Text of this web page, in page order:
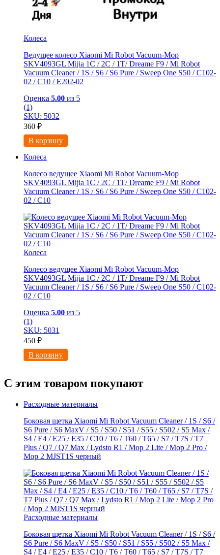
Колеса
Ведущее колесо Xiaomi Mi Robot Vacuum-Mop
SKV4093GL Mijia 1C / 2C / 1T/ Dreame F9 / Mi Robot
Vacuum Cleaner / 1S / S6 / S6 Pure / Sweep One S50 / C102-
02 / С10 / E202-02
Оценка 5.00 из 5
(1)
SKU: 5032
360 ₽
В корзину
Колеса
Колесо ведущее Xiaomi Mi Robot Vacuum-Mop
SKV4093GL Mijia 1C / 2C / 1T/ Dreame F9 / Mi Robot
Vacuum Cleaner / 1S / S6 / S6 Pure / Sweep One S50 / C102-
02 / С10
Колеса
Колесо ведущее Xiaomi Mi Robot Vacuum-Mop
SKV4093GL Mijia 1C / 2C / 1T/ Dreame F9 / Mi Robot
Vacuum Cleaner / 1S / S6 / S6 Pure / Sweep One S50 / C102-
02 / С10
Оценка 5.00 из 5
(1)
SKU: 5031
450 ₽
В корзину
С этим товаром покупают
Расходные материалы
Боковая щетка Xiaomi Mi Robot Vacuum Cleaner / 1S / S6 /
S6 Pure / S6 MaxV / S5 / S50 / S51 / S55 / S502 / S5 Max /
S4 / E4 / E25 / E35 / C10 / T6 / T60 / T65 / S7 / T7S / T7
Plus / Q7 / Q7 Max / Lydsto R1 / Mop 2 Lite / Mop 2 Pro /
Mop 2 MJST1S черный
Расходные материалы
Боковая щетка Xiaomi Mi Robot Vacuum Cleaner / 1S / S6 /
S6 Pure / S6 MaxV / S5 / S50 / S51 / S55 / S502 / S5 Max /
S4 / E4 / E25 / E35 / C10 / T6 / T60 / T65 / S7 / T7S / T7